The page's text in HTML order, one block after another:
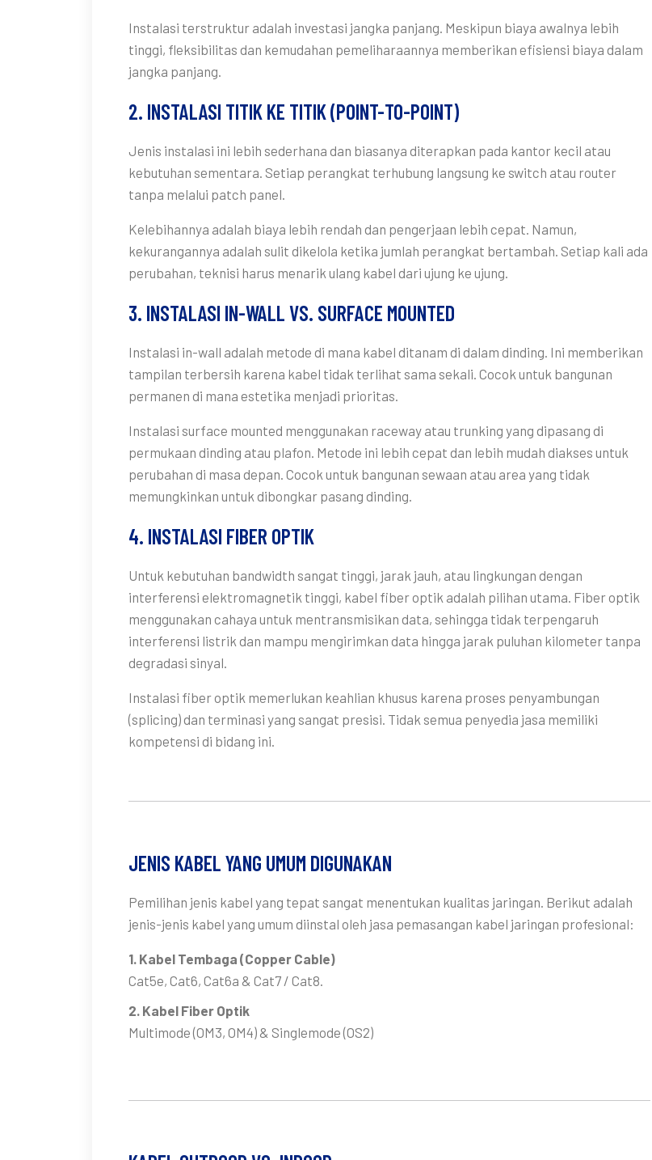
Instalasi terstruktur adalah investasi jangka panjang. Meskipun biaya awalnya lebih
tinggi, fleksibilitas dan kemudahan pemeliharaannya memberikan efisiensi biaya dalam
jangka panjang.
2. INSTALASI TITIK KE TITIK (POINT-TO-POINT)
Jenis instalasi ini lebih sederhana dan biasanya diterapkan pada kantor kecil atau
kebutuhan sementara. Setiap perangkat terhubung langsung ke switch atau router
tanpa melalui patch panel.
Kelebihannya adalah biaya lebih rendah dan pengerjaan lebih cepat. Namun,
kekurangannya adalah sulit dikelola ketika jumlah perangkat bertambah. Setiap kali ada
perubahan, teknisi harus menarik ulang kabel dari ujung ke ujung.
3. INSTALASI IN-WALL VS. SURFACE MOUNTED
Instalasi in-wall adalah metode di mana kabel ditanam di dalam dinding. Ini memberikan
tampilan terbersih karena kabel tidak terlihat sama sekali. Cocok untuk bangunan
permanen di mana estetika menjadi prioritas.
Instalasi surface mounted menggunakan raceway atau trunking yang dipasang di
permukaan dinding atau plafon. Metode ini lebih cepat dan lebih mudah diakses untuk
perubahan di masa depan. Cocok untuk bangunan sewaan atau area yang tidak
memungkinkan untuk dibongkar pasang dinding.
4. INSTALASI FIBER OPTIK
Untuk kebutuhan bandwidth sangat tinggi, jarak jauh, atau lingkungan dengan
interferensi elektromagnetik tinggi, kabel fiber optik adalah pilihan utama. Fiber optik
menggunakan cahaya untuk mentransmisikan data, sehingga tidak terpengaruh
interferensi listrik dan mampu mengirimkan data hingga jarak puluhan kilometer tanpa
degradasi sinyal.
Instalasi fiber optik memerlukan keahlian khusus karena proses penyambungan
(splicing) dan terminasi yang sangat presisi. Tidak semua penyedia jasa memiliki
kompetensi di bidang ini.
JENIS KABEL YANG UMUM DIGUNAKAN
Pemilihan jenis kabel yang tepat sangat menentukan kualitas jaringan. Berikut adalah
jenis-jenis kabel yang umum diinstal oleh jasa pemasangan kabel jaringan profesional:
1. Kabel Tembaga (Copper Cable)
Cat5e, Cat6, Cat6a & Cat7 / Cat8.
2. Kabel Fiber Optik
Multimode (OM3, OM4) & Singlemode (OS2)